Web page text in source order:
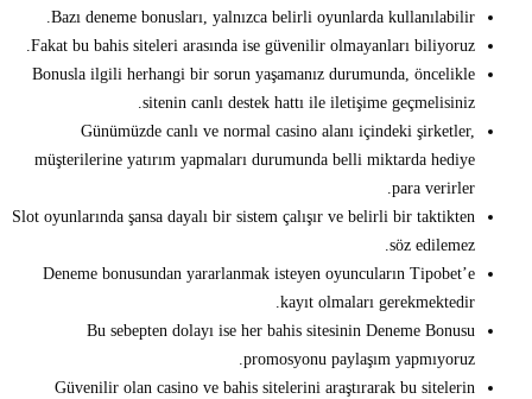
Bazı deneme bonusları, yalnızca belirli oyunlarda kullanılabilir.
Fakat bu bahis siteleri arasında ise güvenilir olmayanları biliyoruz.
Bonusla ilgili herhangi bir sorun yaşamanız durumunda, öncelikle
sitenin canlı destek hattı ile iletişime geçmelisiniz.
Günümüzde canlı ve normal casino alanı içindeki şirketler,
müşterilerine yatırım yapmaları durumunda belli miktarda hediye
para verirler.
Slot oyunlarında şansa dayalı bir sistem çalışır ve belirli bir taktikten
söz edilemez.
Deneme bonusundan yararlanmak isteyen oyuncuların Tipobet’e
kayıt olmaları gerekmektedir.
Bu sebepten dolayı ise her bahis sitesinin Deneme Bonusu
promosyonu paylaşım yapmıyoruz.
Güvenilir olan casino ve bahis sitelerini araştırarak bu sitelerin